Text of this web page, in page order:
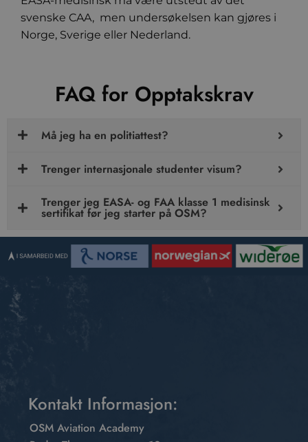
svenske CAA, men undersøkelsen kan gjøres i
Norge, Sverige eller Nederland.
FAQ for Opptakskrav
Må jeg ha en politiattest?
Trenger internasjonale studenter visum?
Trenger jeg EASA- og FAA klasse 1 medisinsk
sertifikat før jeg starter på OSM?
Kontakt Informasjon:
OSM Aviation Academy